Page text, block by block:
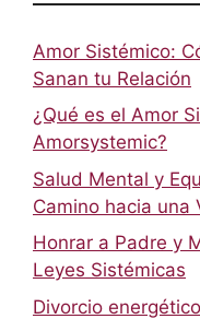
Amor Sistémico:
Sanan tu Relación
¿Qué es el Amor
Amorsystemic?
Salud Mental y
Camino hacia una
Honrar a Padre y
Leyes Sistémicas
Divorcio